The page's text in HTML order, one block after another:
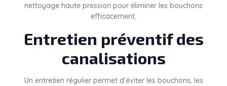
nettoyage haute pression pour éliminer les bouchons
efficacement.
Entretien préventif des
canalisations
Un entretien régulier permet d’éviter les bouchons, les